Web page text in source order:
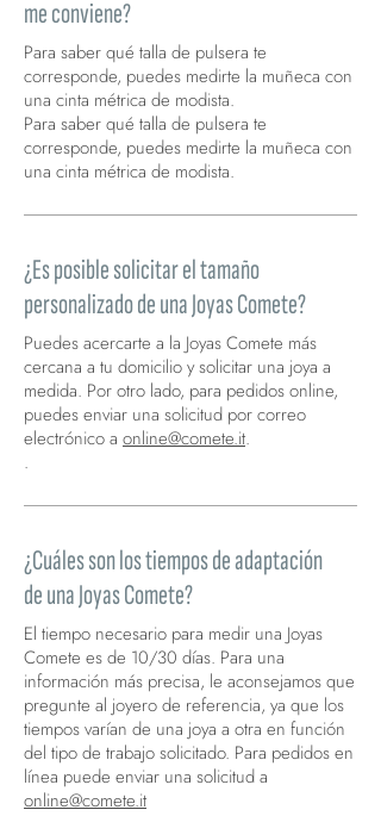
me conviene?
Para saber qué talla de pulsera te
corresponde, puedes medirte la muñeca con
una cinta métrica de modista.
Para saber qué talla de pulsera te
corresponde, puedes medirte la muñeca con
una cinta métrica de modista.
¿Es posible solicitar el tamaño
personalizado de una Joyas Comete?
Puedes acercarte a la Joyas Comete más
cercana a tu domicilio y solicitar una joya a
medida. Por otro lado, para pedidos online,
puedes enviar una solicitud por correo
electrónico a online@comete.it.
.
¿Cuáles son los tiempos de adaptación
de una Joyas Comete?
El tiempo necesario para medir una Joyas
Comete es de 10/30 días. Para una
información más precisa, le aconsejamos que
pregunte al joyero de referencia, ya que los
tiempos varían de una joya a otra en función
del tipo de trabajo solicitado. Para pedidos en
línea puede enviar una solicitud a
online@comete.it